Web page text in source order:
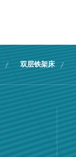
双层铁架床